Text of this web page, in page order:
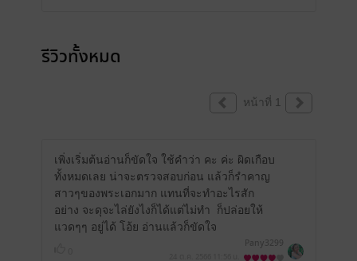
รีวิวทั้งหมด
หน้าที่ 1
เพิ่งเริ่มต้นอ่านก็ขัดใจ ใช้คำว่า คะ ค่ะ ผิดเกือบ
ทั้งหมดเลย น่าจะตรวจสอบก่อน แล้วก็รำคาญ
สาวๆของพระเอกมาก แทนที่จะทำอะไรสัก
อย่าง จะดุจะไล่ยังไงก็ได้แต่ไม่ทำ
ก็ปล่อยให้
แวดๆๆ อยู่ได้ โอ้ย อ่านแล้วก็ขัดใจ
Pany3299